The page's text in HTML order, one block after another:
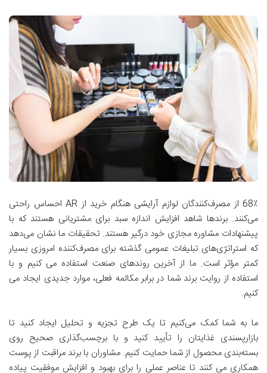
68٪ از مصرف‌کنندگان لوازم آرایشی هنگام خرید از AR احساس راحتی
می‌کنند. برندها شاهد افزایش اندازه سبد برای مشتریانی هستند که با
پیشنهادات مشاوره مجازی خود درگیر هستند. تحقیقات ما نشان می‌دهد
که استراتژی‌های تبلیغات عمومی گذشته برای مصرف‌کننده امروزی بسیار
کمتر مؤثر است. ما از آخرین روندهای صنعت استفاده می کنیم و با
استفاده از روایت برند شما در برابر مکالمه فعلی، موارد جدیدی ایجاد می
کنیم.
ما به شما کمک می‌کنیم تا یک طرح تجزیه و تحلیل ایجاد کنید تا
بازارپسندی غذایتان را تأیید کنید و با برچسب‌گذاری صحیح روی
بسته‌بندی محصول از شما حمایت کنیم. مشاوران با برند مراقبت از پوست
همکاری می کنند تا عناصر عملی را برای بهبود و افزایش موفقیت پیاده